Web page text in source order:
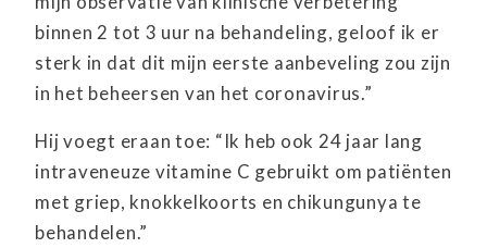
binnen 2 tot 3 uur na behandeling, geloof ik er
sterk in dat dit mijn eerste aanbeveling zou zijn
in het beheersen van het coronavirus.”
Hij voegt eraan toe: “Ik heb ook 24 jaar lang
intraveneuze vitamine C gebruikt om patiënten
met griep, knokkelkoorts en chikungunya te
behandelen.”